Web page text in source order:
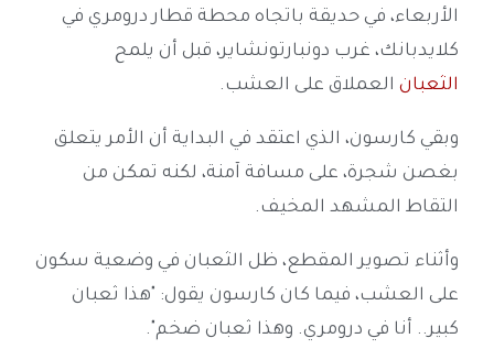
الأربعاء، في حديقة باتجاه محطة قطار درومري في
كلايدبانك، غرب دونبارتونشاير، قبل أن يلمح
الثعبان العملاق على العشب.
وبقي كارسون، الذي اعتقد في البداية أن الأمر يتعلق
بغصن شجرة، على مسافة آمنة، لكنه تمكن من
التقاط المشهد المخيف.
وأثناء تصوير المقطع، ظل الثعبان في وضعية سكون
على العشب، فيما كان كارسون يقول: "هذا ثعبان
كبير.. أنا في درومري. وهذا ثعبان ضخم".